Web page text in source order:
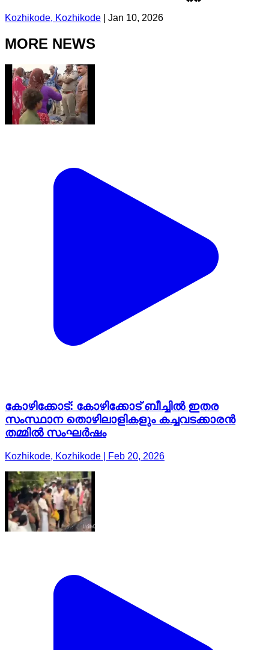
Kozhikode, Kozhikode Jan 10, 2026
MORE NEWS
കോഴിക്കോട്: കോഴിക്കോട് ബീച്ചിൽ ഇതര
സംസ്ഥാന തൊഴിലാളികളും കച്ചവടക്കാരൻ
തമ്മിൽ സംഘർഷം
Kozhikode, Kozhikode | Feb 20, 2026